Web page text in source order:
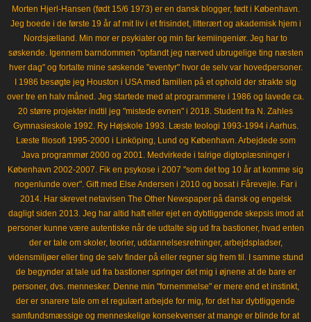
Morten Hjerl-Hansen (født 15/6 1973) er en dansk blogger, født i København.
Jeg boede i de første 19 år af mit liv i et frisindet, litterært og akademisk hjem i
Nordsjælland. Min mor er psykiater og min far kemiingeniør. Jeg har to
søskende. Igennem barndommen "opfandt jeg nærved ubrugelige ting næsten
hver dag" og fortalte mine søskende "eventyr" hvor de selv var hovedpersoner.
I 1986 besøgte jeg Houston i USA med familien på et ophold der strakte sig
over tre en halv måned. Jeg startede med at programmere i 1986 og lavede ca.
20 større projekter indtil jeg "mistede evnen" i 2018. Student fra N. Zahles
Gymnasieskole 1992. Ry Højskole 1993. Læste teologi 1993-1994 i Aarhus.
Læste filosofi 1995-2000 i Linköping, Lund og København. Arbejdede som
Java programmør 2000 og 2001. Medvirkede i talrige digtoplæsninger i
København 2002-2007. Fik en psykose i 2007 "som det tog 10 år at komme sig
nogenlunde over". Gift med Else Andersen i 2010 og bosat i Fårevejle. Far i
2014. Har skrevet netavisen The Other Newspaper på dansk og engelsk
dagligt siden 2013. Jeg har altid haft eller ejet en dybtliggende skepsis imod at
personer kunne være autentiske når de udtalte sig ud fra bastioner, hvad enten
der er tale om skoler, teorier, uddannelsesretninger, arbejdspladser,
vidensmiljøer eller ting de selv finder på eller regner sig frem til. I samme stund
de begynder at tale ud fra bastioner springer det mig i øjnene at de bare er
personer, dvs. mennesker. Denne min "fornemmelse" er mere end et instinkt,
der er snarere tale om et regulært arbejde for mig, for det har dybtliggende
samfundsmæssige og menneskelige konsekvenser at mange er blinde for at